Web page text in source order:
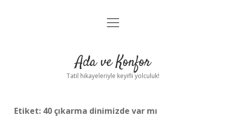
Anasayfa
Yasal Uyarı
menüyü
Ada ve Konfor
Tatil hikayeleriyle keyifli yolculuk!
Etiket: 40 çıkarma dinimizde var mı